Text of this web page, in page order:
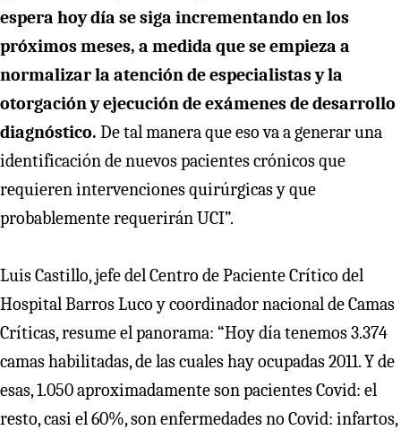
espera hoy día se siga incrementando en los
próximos meses, a medida que se empieza a
normalizar la atención de especialistas y la
otorgación y ejecución de exámenes de desarrollo
diagnóstico. De tal manera que eso va a generar una
identificación de nuevos pacientes crónicos que
requieren intervenciones quirúrgicas y que
probablemente requerirán UCI”.
Luis Castillo, jefe del Centro de Paciente Crítico del
Hospital Barros Luco y coordinador nacional de Camas
Críticas, resume el panorama: “Hoy día tenemos 3.374
camas habilitadas, de las cuales hay ocupadas 2011. Y de
esas, 1.050 aproximadamente son pacientes Covid: el
resto, casi el 60%, son enfermedades no Covid: infartos,